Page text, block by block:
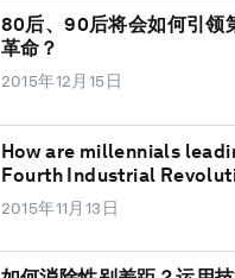
80后、90后将会如何引领
革命？
2015年12月15日
How are millennials
Fourth Industrial
2015年11月13日